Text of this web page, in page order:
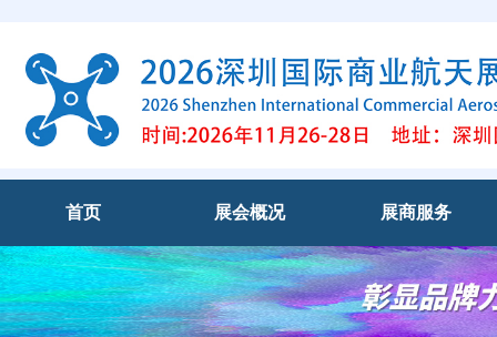
首页 展会概况 展商服务